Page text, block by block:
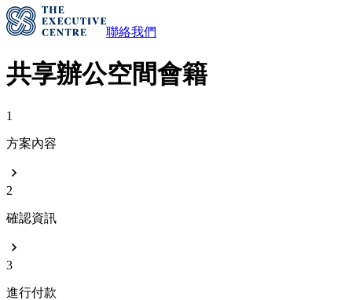
聯絡我們
共享辦公空間會籍
1
方案內容
2
確認資訊
3
進行付款